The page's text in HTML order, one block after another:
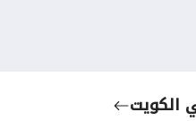
الكويت